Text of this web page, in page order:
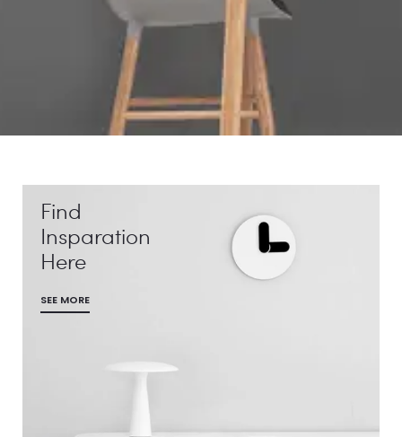
Find
Insparation
Here
SEE MORE